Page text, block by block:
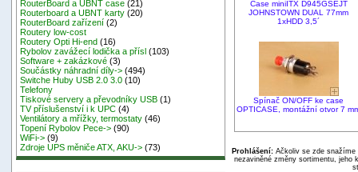
RouterBoard a UBNT case (21)
Routerboard a UBNT karty (20)
RouterBoard zařízení (2)
Routery low-cost
Routery Opti Hi-end (16)
Rybolov zavážecí lodička a přísl (103)
Software + zakázkové (3)
Součástky náhradní díly-> (494)
Switche Huby USB 2.0 3.0 (10)
Telefony
Tiskové servery a převodníky USB (1)
TV příslušenství i k UPC (4)
Ventilátory a mřížky, termostaty (46)
Topení Rybolov Pece-> (90)
WiFi-> (9)
Zdroje UPS měniče ATX, AKU-> (73)
Case miniITX D945GSEJT
JOHNSTOWN DUAL 77mm
1xHDD 3,5´
Spínač ON/OFF ke case
OPTICASE, montážní otvor 7
Prohlášení:Ačkoliv se zde snažíme
nezaviněné změny sortimentu, jeho